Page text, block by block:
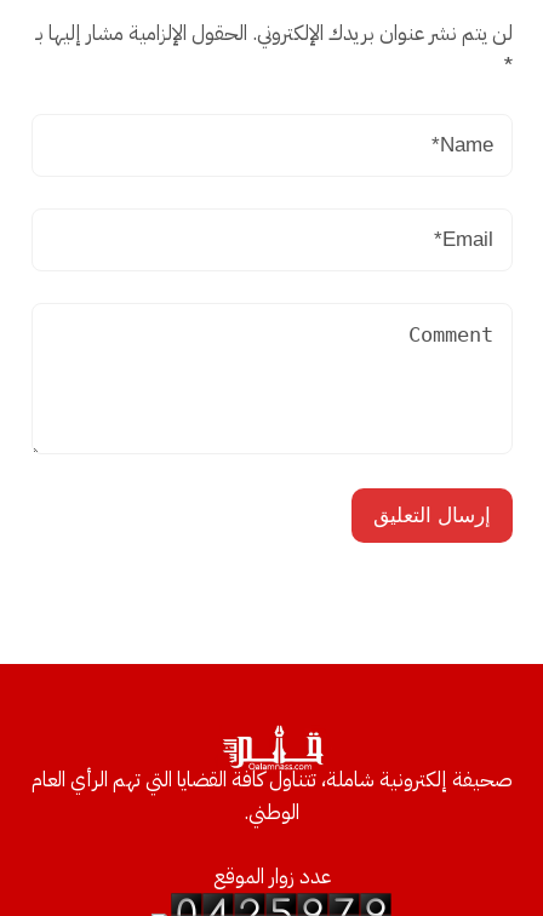
لن يتم نشر عنوان بريدك الإلكتروني. الحقول الإلزامية مشار إليها بـ
*
صحيفة إلكترونية شاملة، تتناول كافة القضايا التي تهم الرأي العام
الوطني.
عدد زوار الموقع